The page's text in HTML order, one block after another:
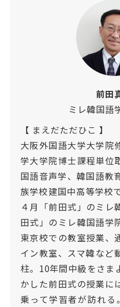
前田
ミレ韓国語
【 まえだただひこ 】
大阪外国語大学大学院
学大学院博士課程単位
国語音声学、韓国語教
族学校建国中高等学校
４月「前田式」のミレ
田式」のミレ韓国語学
東京校での教室授業、
イン教室、スマ韓など
柱。10年間中級をさま
かした前田式の授業に
乗って学習者が訪れ